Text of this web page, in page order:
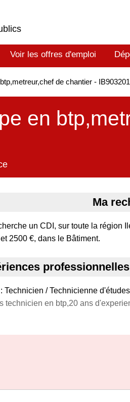
Voir les offres d'emploi
de chantier -
en
Ma
un CDI, sur toute la région
2500 €, dans le Bâtiment.
professionnelles
: Technicien / Technicienne
technicien en btp,20 ans